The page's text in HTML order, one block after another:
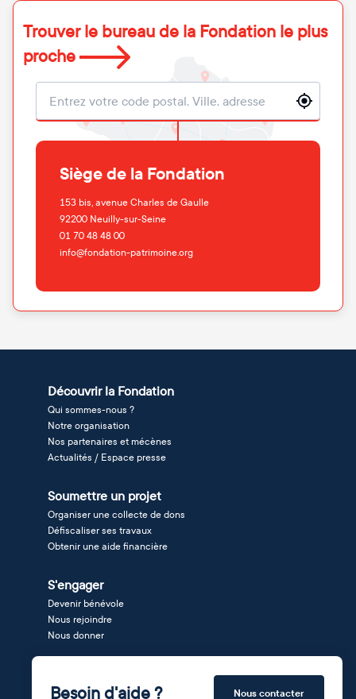
Trouver le bureau de la Fondation le plus
proche
Localisation
Siège de la Fondation
153 bis, avenue Charles de Gaulle
92200 Neuilly-sur-Seine
01 70 48 48 00
info@fondation-patrimoine.org
Découvrir la Fondation
Qui sommes-nous ?
Notre organisation
Nos partenaires et mécènes
Actualités / Espace presse
Soumettre un projet
Organiser une collecte de dons
Défiscaliser ses travaux
Obtenir une aide financière
S'engager
Devenir bénévole
Nous rejoindre
Nous donner
Besoin d'aide ? Nous contacter